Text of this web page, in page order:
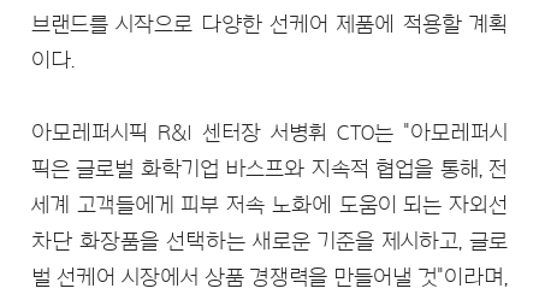
브랜드를 시작으로 다양한 선케어 제품에 적용할 계획
이다.
아모레퍼시픽 R&I 센터장 서병휘 CTO는 "아모레퍼시
픽은 글로벌 화학기업 바스프와 지속적 협업을 통해, 전
세계 고객들에게 피부 저속 노화에 도움이 되는 자외선
차단 화장품을 선택하는 새로운 기준을 제시하고, 글로
벌 선케어 시장에서 상품 경쟁력을 만들어낼 것"이라며,